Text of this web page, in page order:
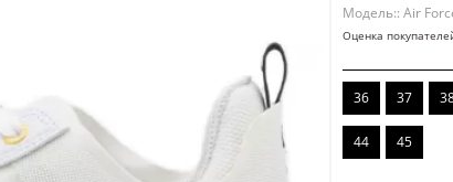
Модель:: Air
Оценка
36 37
44 45